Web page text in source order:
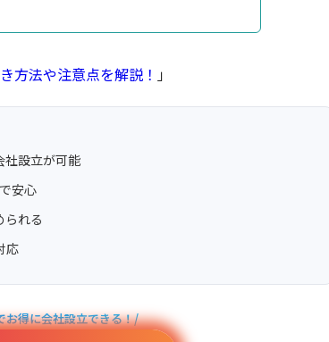
方法や注意点を解説！ 」
社設立が可能
安心
られる
応
お得に会社設立できる！/